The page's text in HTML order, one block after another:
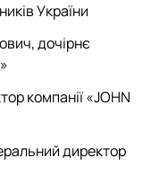
України
дочірнє
компанії «JOHN
директор